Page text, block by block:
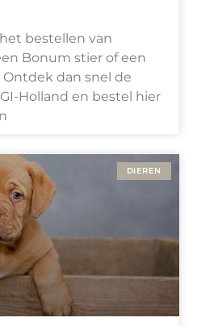
bestellen van
Bonum stier of een
dan snel de
Holland en bestel hier
DIEREN